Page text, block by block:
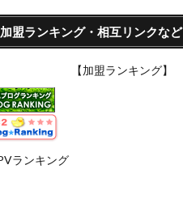
加盟ランキング・相互リンクなど
【加盟ランキング】